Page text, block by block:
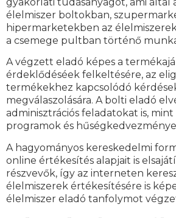
élelmiszer boltokban,
hipermarketekben az
a csemege pultban történő
A végzett eladó képes a
érdeklődéséek felkeltésére, az
termékekhez kapcsolódó
megválaszolására. A bolti eladó
adminisztrációs feladatokat is, mint
programok és
A hagyományos kereskedelmi
online értékesítés alapjait is
részvevők, így az interneten
élelmiszerek értékesítésére is
élelmiszer eladó tanfolymot